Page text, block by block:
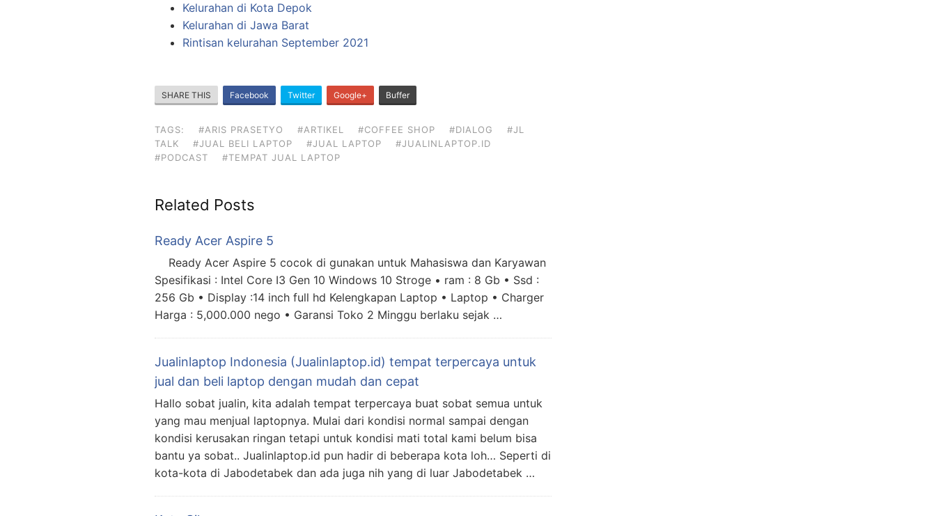
Kelurahan di Kota Depok
Kelurahan di Jawa Barat
Rintisan kelurahan September 2021
SHARE THIS Facebook Twitter Google+ Buffer
TAGS: #ARIS PRASETYO #ARTIKEL #COFFEE SHOP #DIALOG
#JL
TALK
#JUAL BELI LAPTOP #JUAL LAPTOP
#JUALINLAPTOP.ID
#PODCAST
#TEMPAT JUAL LAPTOP
Related Posts
Ready Acer Aspire 5
Ready Acer Aspire 5 cocok di gunakan untuk Mahasiswa dan Karyawan
Spesifikasi : Intel Core I3 Gen 10 Windows 10 Stroge • ram : 8 Gb • Ssd :
256 Gb • Display :14 inch full hd Kelengkapan Laptop • Laptop • Charger
Harga : 5,000.000 nego • Garansi Toko 2 Minggu berlaku sejak …
Jualinlaptop Indonesia (Jualinlaptop.id) tempat terpercaya untuk
jual dan beli laptop dengan mudah dan cepat
Hallo sobat jualin, kita adalah tempat terpercaya buat sobat semua untuk
yang mau menjual laptopnya. Mulai dari kondisi normal sampai dengan
kondisi kerusakan ringan tetapi untuk kondisi mati total kami belum bisa
bantu ya sobat.. Jualinlaptop.id pun hadir di beberapa kota loh… Seperti di
kota-kota di Jabodetabek dan ada juga nih yang di luar Jabodetabek …